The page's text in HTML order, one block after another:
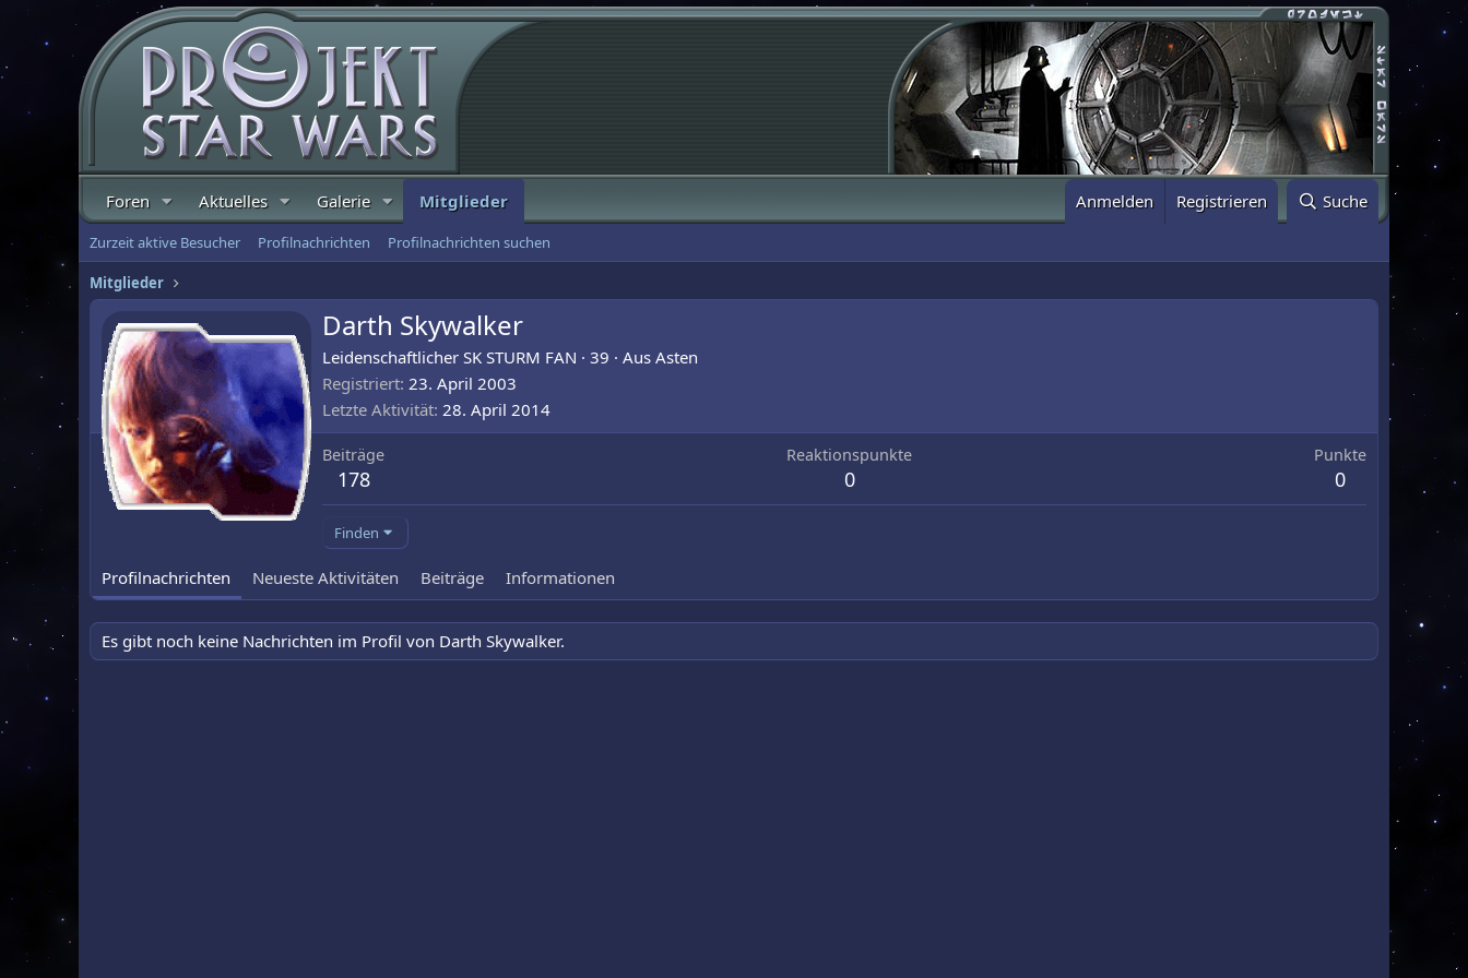
Foren Aktuelles Galerie Mitglieder Anmelden Registrieren Suche
Zurzeit aktive Besucher Profilnachrichten Profilnachrichten suchen
Mitglieder
Darth Skywalker
Leidenschaftlicher SK STURM FAN · 39 · Aus Asten
Registriert 23. April 2003
Letzte Aktivität 28. April 2014
Beiträge
178
Reaktionspunkte
0
Punkte
0
Finden
Profilnachrichten Neueste Aktivitäten Beiträge Informationen
Es gibt noch keine Nachrichten im Profil von Darth Skywalker.